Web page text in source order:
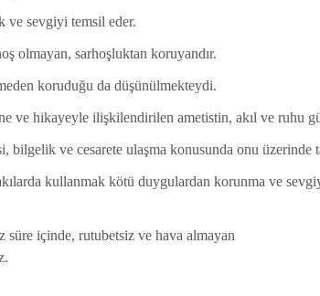
ve sevgiyi temsil eder.
olmayan, sarhoşluktan koruyandır.
koruduğu da düşünülmekteydi.
ve hikayeyle ilişkilendirilen ametistin, akıl ve ruhu
bilgelik ve cesarete ulaşma konusunda onu üzerinde
kullanmak kötü duygulardan korunma ve
süre içinde, rutubetsiz ve hava almayan